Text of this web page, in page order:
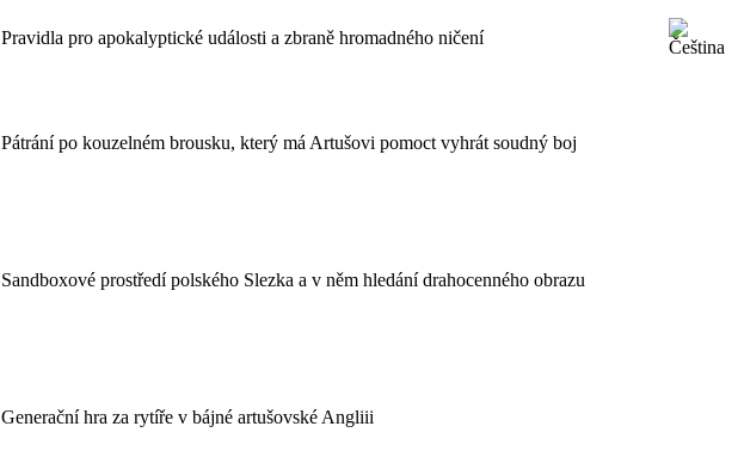
Pravidla pro apokalyptické události a zbraně hromadného ničení
Pátrání po kouzelném brousku, který má Artušovi pomoct vyhrát soudný boj
Sandboxové prostředí polského Slezka a v něm hledání drahocenného obrazu
Generační hra za rytíře v bájné artušovské Angliii